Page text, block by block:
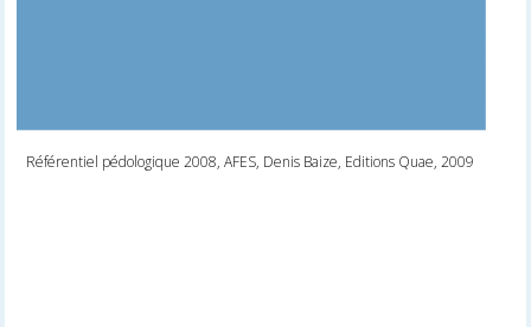
Référentiel pédologique 2008, AFES, Denis Baize, Editions Quae, 2009